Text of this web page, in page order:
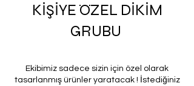
KİŞİYE ÖZEL DİKİM
GRUBU
Ekibimiz sadece sizin için özel olarak
tasarlanmış ürünler yaratacak ! İstediğiniz